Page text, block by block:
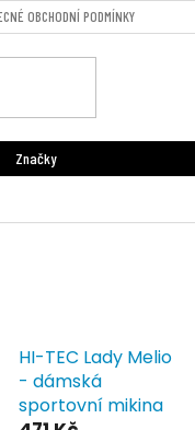
OBCHODNÍ PODMÍNKY
Značky
HI-TEC Lady Melio
- dámská
sportovní mikina